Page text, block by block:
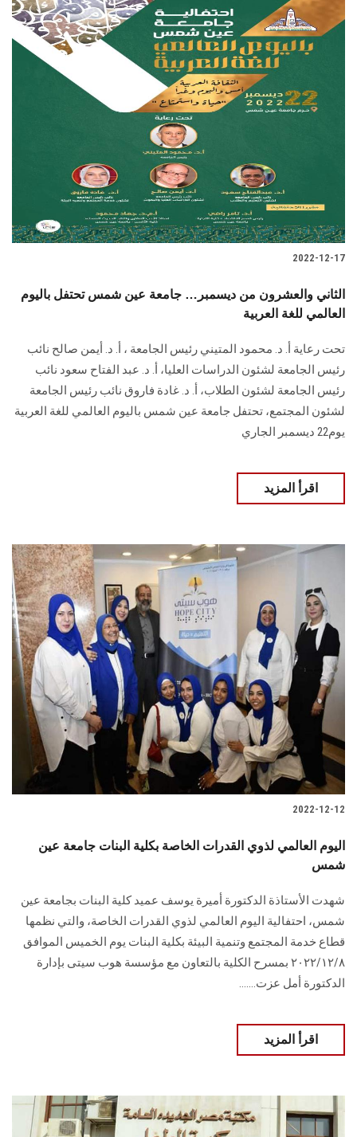
2022-12-17
الثاني والعشرون من ديسمبر… جامعة عين شمس تحتفل باليوم
العالمي للغة العربية
تحت رعاية أ. د. محمود المتيني رئيس الجامعة ، أ. د. أيمن صالح نائب
رئيس الجامعة لشئون الدراسات العليا، أ. د. عبد الفتاح سعود نائب
رئيس الجامعة لشئون الطلاب، أ. د. غادة فاروق نائب رئيس الجامعة
لشئون المجتمع، تحتفل جامعة عين شمس باليوم العالمي للغة العربية
يوم22 ديسمبر الجاري
اقرأ المزيد
2022-12-12
اليوم العالمي لذوي القدرات الخاصة بكلية البنات جامعة عين
شمس
شهدت الأستاذة الدكتورة أميرة يوسف عميد كلية البنات بجامعة عين
شمس، احتفالية اليوم العالمي لذوي القدرات الخاصة، والتي نظمها
قطاع خدمة المجتمع وتنمية البيئة بكلية البنات يوم الخميس الموافق
۲۰۲۲/۱۲/۸ بمسرح الكلية بالتعاون مع مؤسسة هوب سيتى بإدارة
الدكتورة أمل عزت.......
اقرأ المزيد